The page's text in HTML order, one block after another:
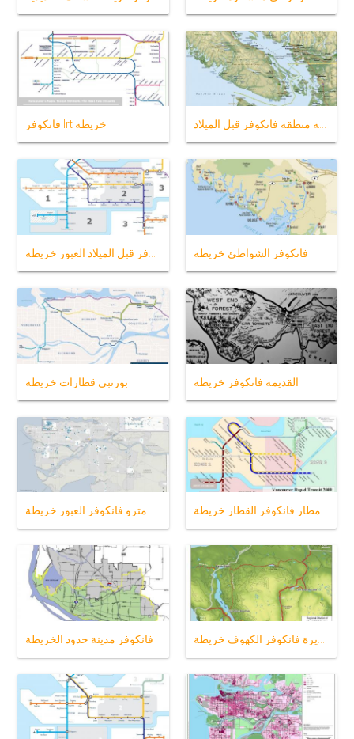
فانكوفر lrt خريطة خريطة منطقة فانكوفر قبل الميلاد
فانكوفر الشواطئ خريطة
بورنبي قطارات خريطة القديمة فانكوفر خريطة
مترو فانكوفر العبور خريطة مطار فانكوفر القطار خريطة
فانكوفر مدينة حدود الخريطة